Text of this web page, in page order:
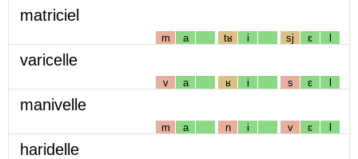
matriciel
m a tʁ i sj ɛ l
varicelle
v a ʁ i s ɛ l
manivelle
m a n i v ɛ l
haridelle